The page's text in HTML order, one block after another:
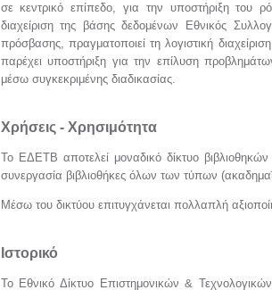
σε κεντρικό επίπεδο, για την υποστήριξη του
διαχείριση της βάσης δεδομένων Εθνικός
πρόσβασης, πραγματοποιεί τη λογιστική
παρέχει υποστήριξη για την επίλυση
μέσω συγκεκριμένης διαδικασίας.
Χρήσεις - Χρησιμότητα
Το ΕΔΕΤΒ αποτελεί μοναδικό δίκτυο
συνεργασία βιβλιοθήκες όλων των τύπων
Μέσω του δικτύου επιτυγχάνεται πολλαπλή
Ιστορικό
Το Εθνικό Δίκτυο Επιστημονικών &